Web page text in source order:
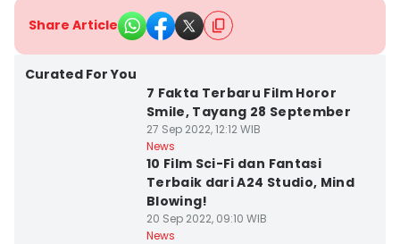
Share Article
Curated For You
7 Fakta Terbaru Film Horor
Smile, Tayang 28 September
27 Sep 2022, 12:12 WIB
News
10 Film Sci-Fi dan Fantasi
Terbaik dari A24 Studio, Mind
Blowing!
20 Sep 2022, 09:10 WIB
News